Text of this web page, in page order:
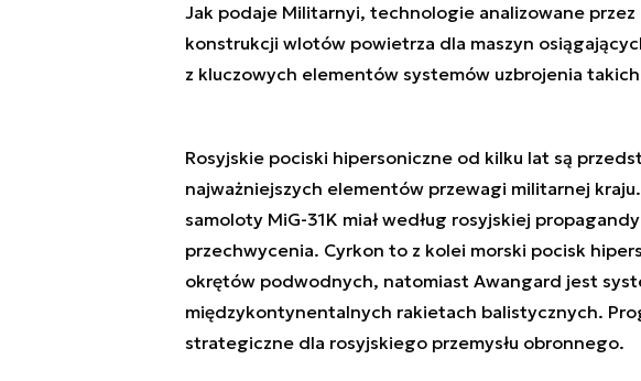
Jak podaje Militarnyi, technologie analizowane
konstrukcji wlotów powietrza dla maszyn
z kluczowych elementów systemów uzbrojenia
Rosyjskie pociski hipersoniczne od kilku lat są
najważniejszych elementów przewagi militarnej
samoloty MiG-31K miał według rosyjskiej
przechwycenia. Cyrkon to z kolei morski pocisk
okrętów podwodnych, natomiast Awangard jest
międzykontynentalnych rakietach balistycznych.
strategiczne dla rosyjskiego przemysłu obronnego.